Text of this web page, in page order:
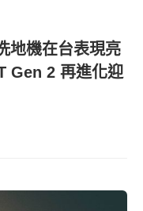
地機在台表現亮
Gen 2 再進化迎